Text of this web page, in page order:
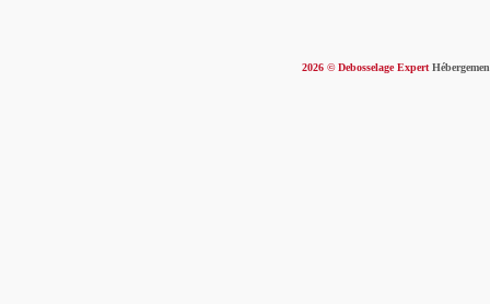
2026 © Debosselage Expert